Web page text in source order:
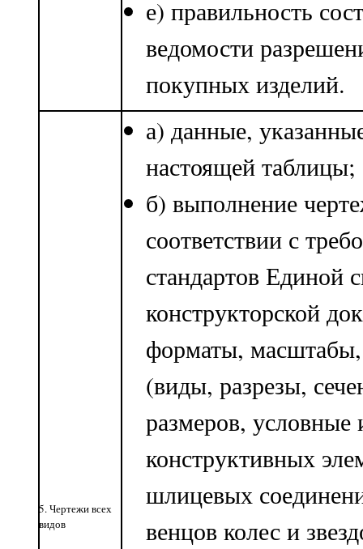
е) правильность
ведомости
покупных изделий.
5. Чертежи всех
видов
а) данные,
настоящей таблицы;
б) выполнение
соответствии с
стандартов Единой
конструкторской
форматы,
(виды, разрезы,
размеров, условные
конструктивных
шлицевых
венцов колес и